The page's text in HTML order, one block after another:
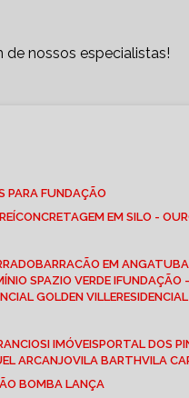
nossos especialistas!
PARA FUNDAÇÃO
CONCRETAGEM EM SILO -
BARRACÃO EM ANGATUBA
SPAZIO VERDE I
GOLDEN VILLE
IMÓVEIS PORTAL DOS
ARCANJO VILA BARTH VILA
BOMBA LANÇA